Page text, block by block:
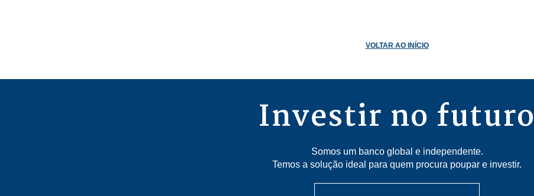
VOLTAR AO INÍCIO
Investir no futuro
Somos um banco global e independente.
Temos a solução ideal para quem procura poupar e investir.